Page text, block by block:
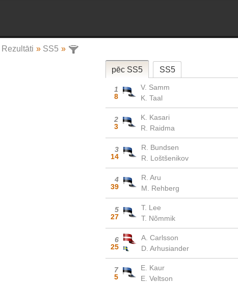
Rezultāti » SS5 »
pēc SS5 SS5
1
8
V. Samm
K. Taal
2
3
K. Kasari
R. Raidma
3
14
R. Bundsen
R. Loštšenikov
4
39
R. Aru
M. Rehberg
5
27
T. Lee
T. Nõmmik
6
25
A. Carlsson
D. Arhusiander
7
5
E. Kaur
E. Veltson